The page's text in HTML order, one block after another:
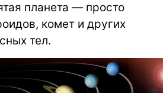
планета — просто
комет и других
тел.